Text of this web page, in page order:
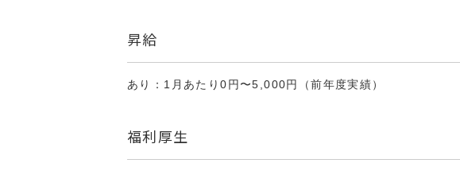
昇給
あり：1月あたり0円〜5,000円（前年度実績）
福利厚生